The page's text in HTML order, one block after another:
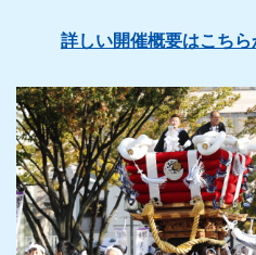
詳しい開催概要はこちら